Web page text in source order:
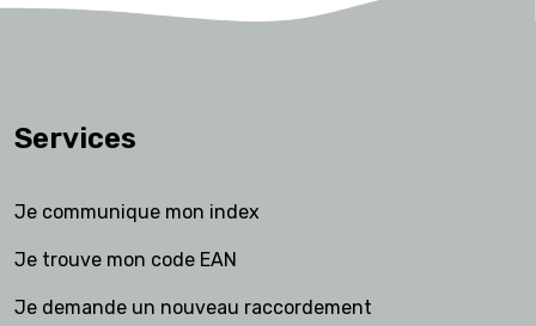
Services
Je communique mon index
Je trouve mon code EAN
Je demande un nouveau raccordement